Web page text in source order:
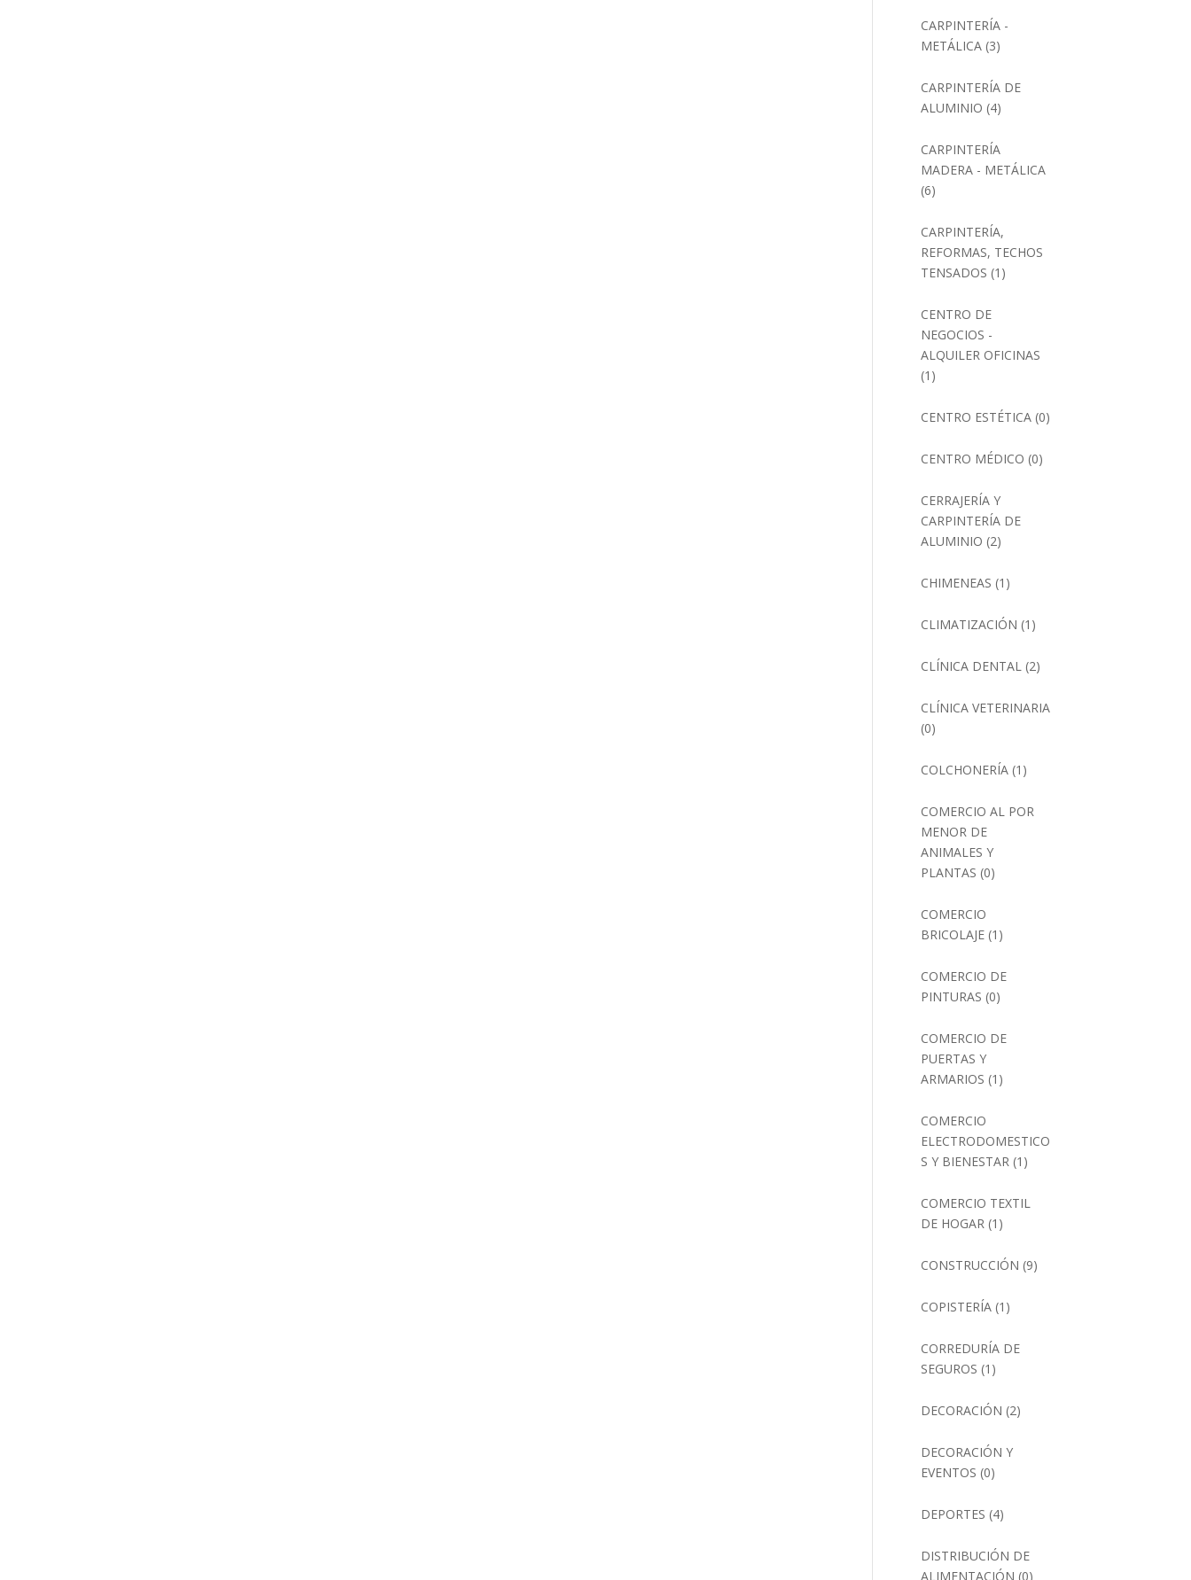
CARPINTERÍA -
METÁLICA (3)
CARPINTERÍA DE
ALUMINIO (4)
CARPINTERÍA
MADERA - METÁLICA
(6)
CARPINTERÍA,
REFORMAS, TECHOS
TENSADOS (1)
CENTRO DE
NEGOCIOS -
ALQUILER OFICINAS
(1)
CENTRO ESTÉTICA (0)
CENTRO MÉDICO (0)
CERRAJERÍA Y
CARPINTERÍA DE
ALUMINIO (2)
CHIMENEAS (1)
CLIMATIZACIÓN (1)
CLÍNICA DENTAL (2)
CLÍNICA VETERINARIA
(0)
COLCHONERÍA (1)
COMERCIO AL POR
MENOR DE
ANIMALES Y
PLANTAS (0)
COMERCIO
BRICOLAJE (1)
COMERCIO DE
PINTURAS (0)
COMERCIO DE
PUERTAS Y
ARMARIOS (1)
COMERCIO
ELECTRODOMESTICO
S Y BIENESTAR (1)
COMERCIO TEXTIL
DE HOGAR (1)
CONSTRUCCIÓN (9)
COPISTERÍA (1)
CORREDURÍA DE
SEGUROS (1)
DECORACIÓN (2)
DECORACIÓN Y
EVENTOS (0)
DEPORTES (4)
DISTRIBUCIÓN DE
ALIMENTACIÓN (0)